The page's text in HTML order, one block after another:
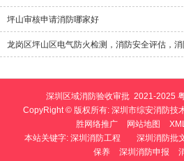
坪山审核申请消防哪家好
龙岗区坪山区电气防火检测，消防安全评估，
深圳区域消防验收审批 2021-2025
CopyRight © 版权所有: 深圳市综安消防技
胜网络推广
网站地图
本站关键字: 深圳消防工程 深圳消防批
保养
深圳消防申报